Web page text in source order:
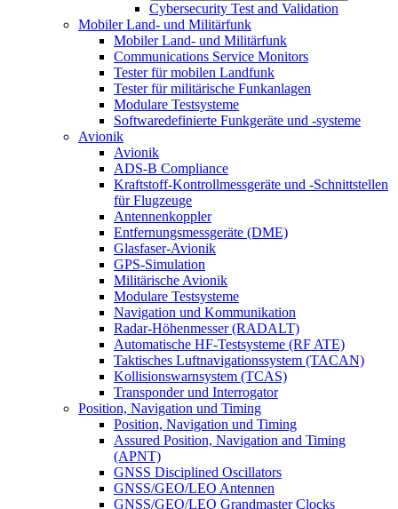
Cybersecurity Test and Validation
Mobiler Land- und Militärfunk
Mobiler Land- und Militärfunk
Communications Service Monitors
Tester für mobilen Landfunk
Tester für militärische Funkanlagen
Modulare Testsysteme
Softwaredefinierte Funkgeräte und -systeme
Avionik
Avionik
ADS-B Compliance
Kraftstoff-Kontrollmessgeräte und -Schnittstellen
für Flugzeuge
Antennenkoppler
Entfernungsmessgeräte (DME)
Glasfaser-Avionik
GPS-Simulation
Militärische Avionik
Modulare Testsysteme
Navigation und Kommunikation
Radar-Höhenmesser (RADALT)
Automatische HF-Testsysteme (RF ATE)
Taktisches Luftnavigationssystem (TACAN)
Kollisionswarnsystem (TCAS)
Transponder und Interrogator
Position, Navigation und Timing
Position, Navigation und Timing
Assured Position, Navigation and Timing
(APNT)
GNSS Disciplined Oscillators
GNSS/GEO/LEO Antennen
GNSS/GEO/LEO Grandmaster Clocks